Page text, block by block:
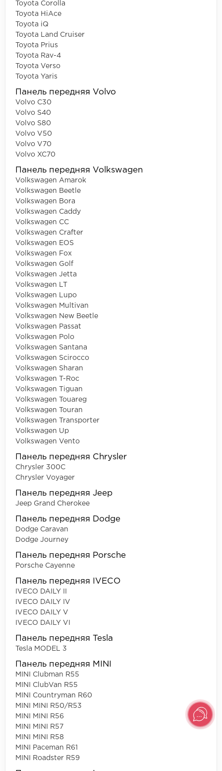
Toyota Corolla
Toyota HiAce
Toyota iQ
Toyota Land Cruiser
Toyota Prius
Toyota Rav-4
Toyota Verso
Toyota Yaris
Панель передняя Volvo
Volvo C30
Volvo S40
Volvo S80
Volvo V50
Volvo V70
Volvo XC70
Панель передняя Volkswagen
Volkswagen Amarok
Volkswagen Beetle
Volkswagen Bora
Volkswagen Caddy
Volkswagen CC
Volkswagen Crafter
Volkswagen EOS
Volkswagen Fox
Volkswagen Golf
Volkswagen Jetta
Volkswagen LT
Volkswagen Lupo
Volkswagen Multivan
Volkswagen New Beetle
Volkswagen Passat
Volkswagen Polo
Volkswagen Santana
Volkswagen Scirocco
Volkswagen Sharan
Volkswagen T-Roc
Volkswagen Tiguan
Volkswagen Touareg
Volkswagen Touran
Volkswagen Transporter
Volkswagen Up
Volkswagen Vento
Панель передняя Chrysler
Chrysler 300C
Chrysler Voyager
Панель передняя Jeep
Jeep Grand Cherokee
Панель передняя Dodge
Dodge Caravan
Dodge Journey
Панель передняя Porsche
Porsche Cayenne
Панель передняя IVECO
IVECO DAILY II
IVECO DAILY IV
IVECO DAILY V
IVECO DAILY VI
Панель передняя Tesla
Tesla MODEL 3
Панель передняя MINI
MINI Clubman R55
MINI ClubVan R55
MINI Countryman R60
MINI MINI R50/R53
MINI MINI R56
MINI MINI R57
MINI MINI R58
MINI Paceman R61
MINI Roadster R59